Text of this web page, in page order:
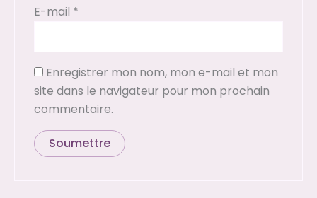
E-mail *
Enregistrer mon nom, mon e-mail et mon
site dans le navigateur pour mon prochain
commentaire.